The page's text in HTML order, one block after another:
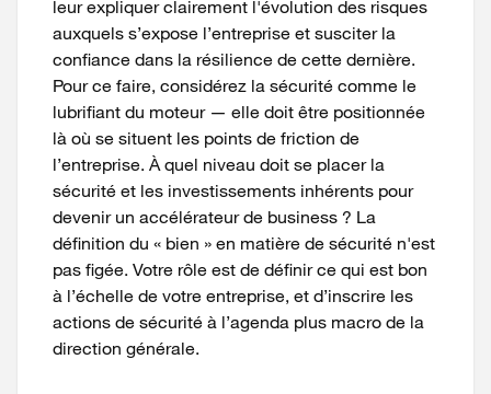
leur expliquer clairement l'évolution des risques
auxquels s’expose l’entreprise et susciter la
confiance dans la résilience de cette dernière.
Pour ce faire, considérez la sécurité comme le
lubrifiant du moteur — elle doit être positionnée
là où se situent les points de friction de
l’entreprise. À quel niveau doit se placer la
sécurité et les investissements inhérents pour
devenir un accélérateur de business ? La
définition du « bien » en matière de sécurité n'est
pas figée. Votre rôle est de définir ce qui est bon
à l’échelle de votre entreprise, et d’inscrire les
actions de sécurité à l’agenda plus macro de la
direction générale.